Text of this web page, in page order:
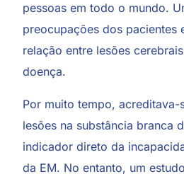
pessoas em todo o mundo.
preocupações dos pacientes
relação entre lesões
doença.
Por muito tempo,
lesões na substância branca
indicador direto da
da EM. No entanto, um